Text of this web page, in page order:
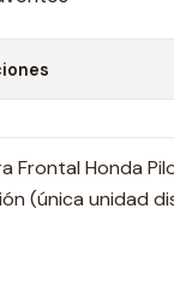
Frontal Honda
(única unidad